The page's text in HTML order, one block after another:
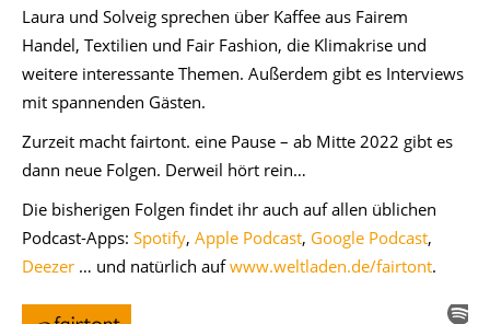
Laura und Solveig sprechen über Kaffee aus Fairem
Handel, Textilien und Fair Fashion, die Klimakrise und
weitere interessante Themen. Außerdem gibt es Interviews
mit spannenden Gästen.
Zurzeit macht fairtont. eine Pause – ab Mitte 2022 gibt es
dann neue Folgen. Derweil hört rein…
Die bisherigen Folgen findet ihr auch auf allen üblichen
Podcast-Apps: Spotify, Apple Podcast, Google Podcast,
Deezer … und natürlich aufwww.weltladen.de/fairtont.